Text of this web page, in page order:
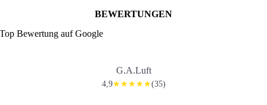
BEWERTUNGEN
Top Bewertung auf Google
G.A.Luft
4,9★★★★★(35)